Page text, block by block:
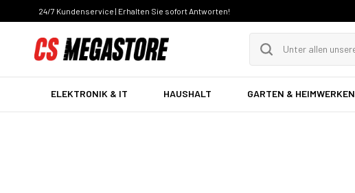
24/7 Kundenservice | Erhalten Sie sofort Antworten!
ELEKTRONIK & IT HAUSHALT GARTEN & HEIMWERKEN